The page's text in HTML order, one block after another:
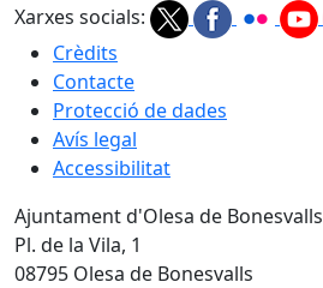
Xarxes socials:
Crèdits
Contacte
Protecció de dades
Avís legal
Accessibilitat
Ajuntament d'Olesa de Bonesvalls
Pl. de la Vila, 1
08795 Olesa de Bonesvalls